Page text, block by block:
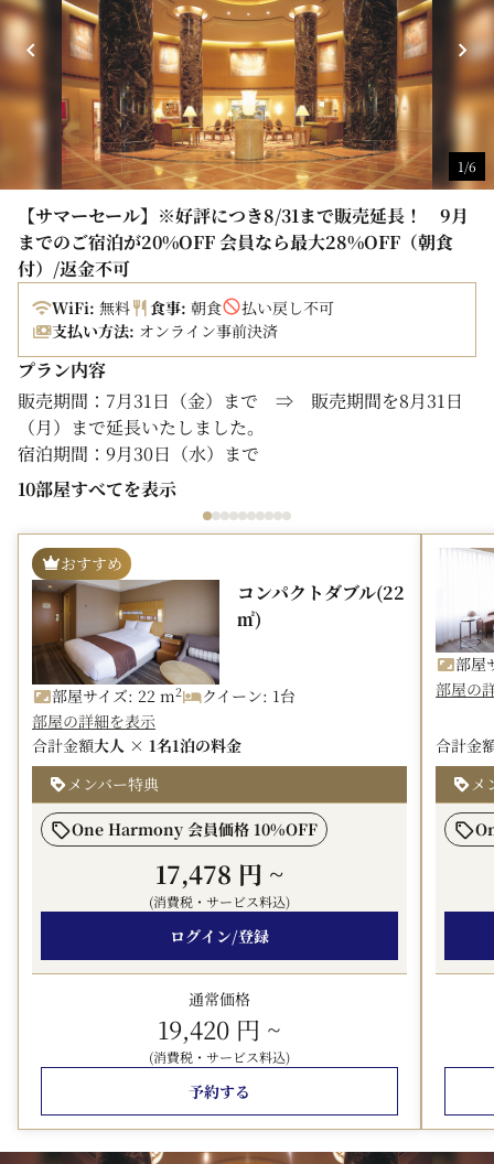
＜宿泊税について＞
福岡県および福岡市の条例により、2020年4月1日以降、
宿泊税を別途頂戴しております。
オンラインカード決済の場合も、宿泊税は現地にてお支払
いいただきます。
・宿泊料金20,000円未満：200円（県税50円含む）
・宿泊料金20,000円以上：500円（県税50円含む）
1/6
【サマーセール】※好評につき8/31まで販売延長！ 9月
までのご宿泊が20%OFF 会員なら最大28%OFF（朝食
付）/返金不可
WiFi: 無料 食事: 朝食
払い戻し不可
支払い方法: オンライン事前決済
プラン内容
販売期間：7月31日（金）まで ⇒ 販売期間を8月31日
（月）まで延長いたしました。
宿泊期間：9月30日（水）まで
駅直結の好立地で、暑い夏も快適に。
レジャーにもビジネスにも、お得にご利用いただけるこの
機会をお見逃しなく。
※当プランは事前決済のみとなり、返金もいたしかねま
す。あらかじめご了承ください。
■ 朝食
会場：オールデイダイニング カメリア（6:30～10:00）
ブッフェ形式にてご用意しています。
目の前で焼き上げるオムレツやフレンチトースト、和洋の
お惣菜、ホテルメイドのパンなどに加え、博多ならではの
郷土料理もお楽しみいただけます。
■ アクセス
地下鉄中洲川端駅直結で、雨天時でも屋外に出ることなく
ご来館いただけます。
・福岡空港から9分（4駅）
・博多から3分（2駅）
・天神から1分（1駅）
PayPayドーム、マリンメッセ福岡、福岡国際会議場へも
客室・ロビー・レストランにて、無料のWiFiをご利用い
ただけます。
10部屋すべてを表示
おすすめ
コンパクトダブル(22
㎡)
部屋サイズ: 22 m2
クイーン: 1台
部屋の詳細を表示
合計金額大人 × 1名1泊の料金
メンバー特典
One Harmony 会員価格 10%OFF
17,478 円 ~
(消費税・サービス料込)
ログイン/登録
通常価格
19,420 円 ~
(消費税・サービス料込)
予約する
部屋
部屋の
合計金
メ